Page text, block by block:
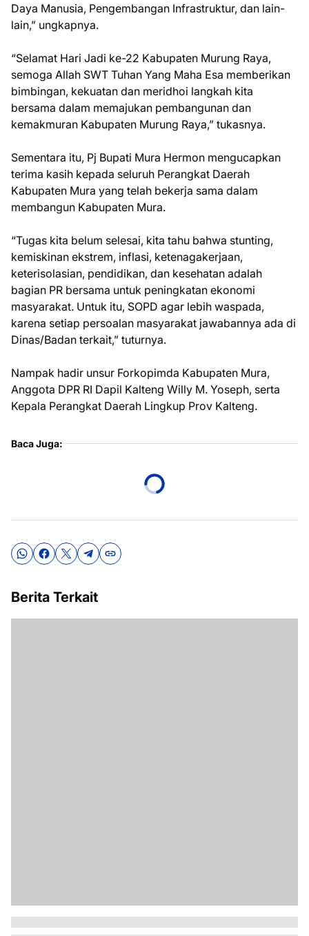
Daya Manusia, Pengembangan Infrastruktur, dan lain-
lain,” ungkapnya.
“Selamat Hari Jadi ke-22 Kabupaten Murung Raya,
semoga Allah SWT Tuhan Yang Maha Esa memberikan
bimbingan, kekuatan dan meridhoi langkah kita
bersama dalam memajukan pembangunan dan
kemakmuran Kabupaten Murung Raya,” tukasnya.
Sementara itu, Pj Bupati Mura Hermon mengucapkan
terima kasih kepada seluruh Perangkat Daerah
Kabupaten Mura yang telah bekerja sama dalam
membangun Kabupaten Mura.
“Tugas kita belum selesai, kita tahu bahwa stunting,
kemiskinan ekstrem, inflasi, ketenagakerjaan,
keterisolasian, pendidikan, dan kesehatan adalah
bagian PR bersama untuk peningkatan ekonomi
masyarakat. Untuk itu, SOPD agar lebih waspada,
karena setiap persoalan masyarakat jawabannya ada di
Dinas/Badan terkait,” tuturnya.
Nampak hadir unsur Forkopimda Kabupaten Mura,
Anggota DPR RI Dapil Kalteng Willy M. Yoseph, serta
Kepala Perangkat Daerah Lingkup Prov Kalteng.
Baca Juga:
Berita Terkait